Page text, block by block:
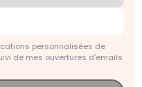
personnalisées de
de mes ouvertures d'emails